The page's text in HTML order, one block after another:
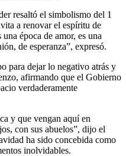
resaltó el simbolismo del 1
a renovar el espíritu de
época de amor, es una
de esperanza”, expresó.
para dejar lo negativo atrás y
afirmando que el Gobierno
verdaderamente
y que vengan aquí en
con sus abuelos”, dijo el
ha sido concebida como
inolvidables.